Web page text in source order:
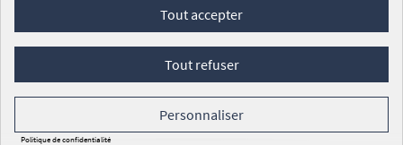
Conditions générales d'utilisation (CGU)
Mentions légales
Cookies
Panneau de gestion des cookies
Tout accepter
Tout refuser
Personnaliser
Politique de confidentialité